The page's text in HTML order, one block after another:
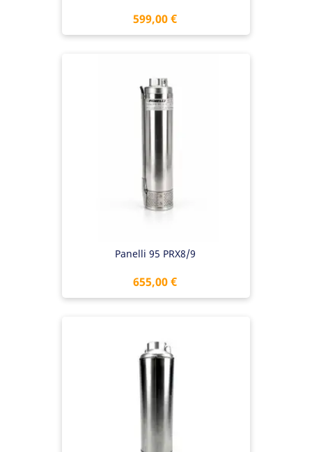
Preis
599,00 €
Panelli 95 PRX8/9
Preis
655,00 €